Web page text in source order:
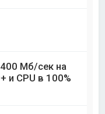
Мб/cек на
и CPU в 100%